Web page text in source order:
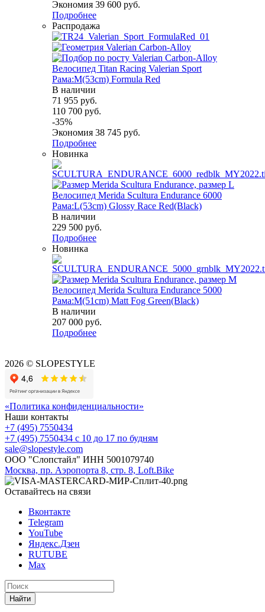
Экономия 39 600 руб.
Подробнее
Распродажа
Велосипед Titan Racing Valerian Sport
Рама:M(53cm) Formula Red
В наличии
71 955 руб.
110 700 руб.
-35%
Экономия 38 745 руб.
Подробнее
Новинка
Велосипед Merida Scultura Endurance 6000
Рама:L(53cm) Glossy Race Red(Black)
В наличии
229 500 руб.
Подробнее
Новинка
Велосипед Merida Scultura Endurance 5000
Рама:M(51cm) Matt Fog Green(Black)
В наличии
207 000 руб.
Подробнее
2026 © SLOPESTYLE
«Политика конфиденциальности»
Наши контакты
+7 (495) 7550434
+7 (495) 7550434 с 10 до 17 по будням
sale@slopestyle.com
ООО "Слопстайл" ИНН 5001079740
Москва, пр. Аэропорта 8, стр. 8, Loft.Bike
Оставайтесь на связи
Вконтакте
Telegram
YouTube
Яндекс.Дзен
RUTUBE
Max
Найти